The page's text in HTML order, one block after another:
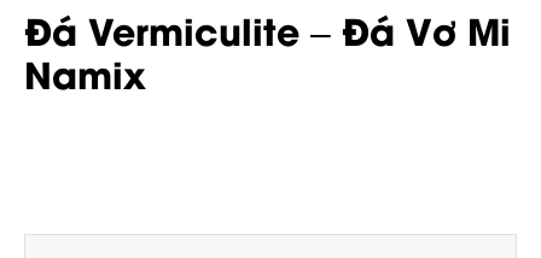
Đá Vermiculite – Đá Vơ Mi
Namix